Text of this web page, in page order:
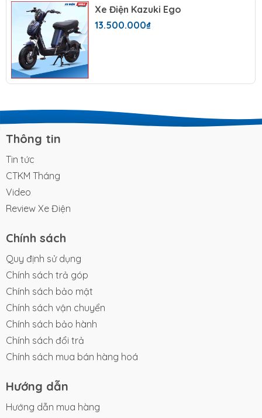
sống hiện đại, năng động.
2. Động cơ ấn tượng:
Xe đạp điện Apple Pro sử dụng 4 bình ắc quy
chính hãng được lắp đặt thông minh ở dưới
giảm trọng lượng xe. Mang lại nguồn năng
lượng dồi dào cho phép xe đi được quãng
3. Thiết kế thời thượng:
thiết kế dành riêng cho những cô nàng yêu
thích sự nhẹ nhàng, duyên dáng. Từng đường
nét được chăm chút tỉ mỉ với những đường
cong mềm mại, bo tròn tinh tế, tạo nên vẻ
đẹp duyên dáng khó cưỡng.
- Phù hợp với những bạn có chiều cao từ 1m4
cho đến 1m6.
- Bộ sưu tập 8 màu sắc đa dạng, từ sắc màu
trắng hồng dịu ngọt cho đến xanh lá mát rượi
hay hồng nhạt dịu dàng và nhiều màu sắc
Xe Điện Kazuki Ego
13.500.000₫
Thông tin
Tin tức
CTKM Tháng
Video
Review Xe Điện
Chính sách
Quy định sử dụng
Chính sách trả góp
Chính sách bảo mật
Chính sách vận chuyển
Chính sách bảo hành
Chính sách đổi trả
Chính sách mua bán hàng hoá
Hướng dẫn
Hướng dẫn mua hàng